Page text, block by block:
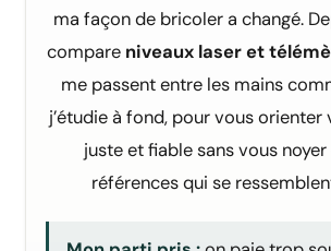
ma façon de bricoler a changé.
compare niveaux laser et
me passent entre les mains
j’étudie à fond, pour vous orienter
juste et fiable sans vous
références qui se